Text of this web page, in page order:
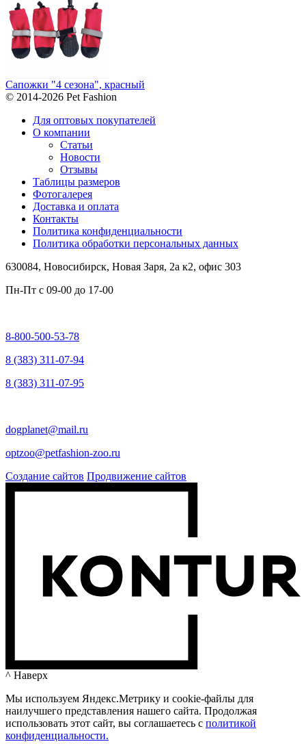
Сапожки "4 сезона", красный
© 2014-2026 Pet Fashion
Для оптовых покупателей
О компании
Статьи
Новости
Отзывы
Таблицы размеров
Фотогалерея
Доставка и оплата
Контакты
Политика конфиденциальности
Политика обработки персональных данных
630084, Новосибирск, Новая Заря, 2а к2, офис 303
Пн-Пт c 09-00 до 17-00
8-800-500-53-78
8 (383) 311-07-94
8 (383) 311-07-95
dogplanet@mail.ru
optzoo@petfashion-zoo.ru
Создание сайтов Продвижение сайтов
^ Наверх
Мы используем Яндекс.Метрику и cookie-файлы для
наилучшего представления нашего сайта. Продолжая
использовать этот сайт, вы соглашаетесь c политикой
конфиденциальности.